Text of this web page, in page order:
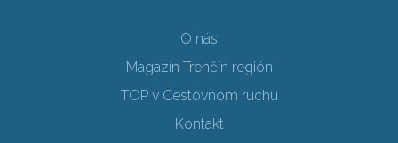
O nás
Magazín Trenčín región
TOP v Cestovnom ruchu
Kontakt